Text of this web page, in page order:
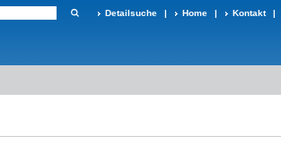
Detailsuche | Home | Kontakt |